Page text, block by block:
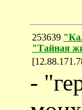
253639
"Тайная
-